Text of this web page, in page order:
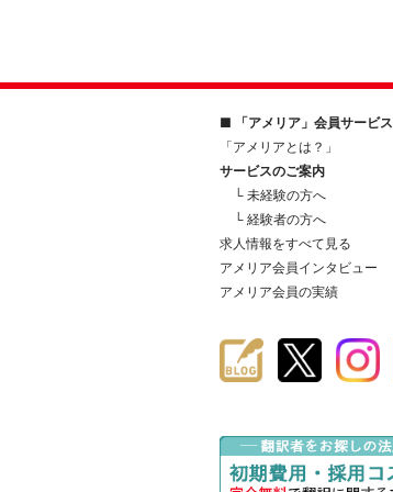
■ 「アメリア」会員サービス
「アメリアとは？」
サービスのご案内
└ 未経験の方へ
└ 経験者の方へ
求人情報をすべて見る
アメリア会員インタビュー
アメリア会員の実績